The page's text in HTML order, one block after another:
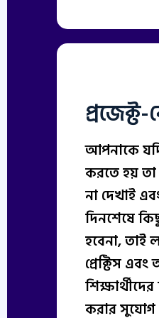
প্রজেক্ট-
আপনাকে
করতে হয় তা
না দেখাই
দিনশেষে
হবেনা, তাই
প্রেক্টিস
করার সুযোগ